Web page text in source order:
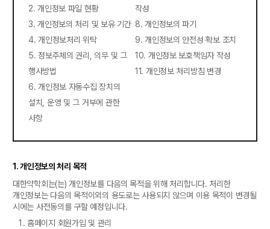
2. 개인정보 파일 현황
3. 개인정보의 처리 및 보유 기간
4. 개인정보처리 위탁
5. 정보주체의 권리, 의무 및 그
행사방법
6. 개인정보 자동수집 장치의
설치, 운영 및 그 거부에 관한
사항
작성
8. 개인정보의 파기
9. 개인정보의 안전성 확보 조치
10. 개인정보 보호책임자 작성
11. 개인정보 처리방침 변경
1. 개인정보의 처리 목적
대한약학회는(는) 개인정보를 다음의 목적을 위해 처리합니다. 처리한
개인정보는 다음의 목적이외의 용도로는 사용되지 않으며 이용 목적이 변경될
시에는 사전동의를 구할 예정입니다.
홈페이지 회원가입 및 관리